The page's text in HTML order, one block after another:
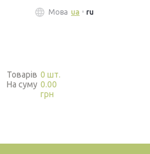
Мова ua ru
Товарів
На суму
0 шт.
0.00
грн